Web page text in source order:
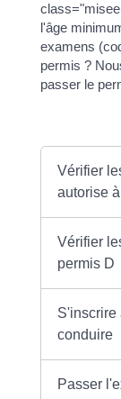
l'âge
examens
permis ?
passer le
Vérifier
autorise
Vérifier
permis D
S'inscrire
conduire
Passer